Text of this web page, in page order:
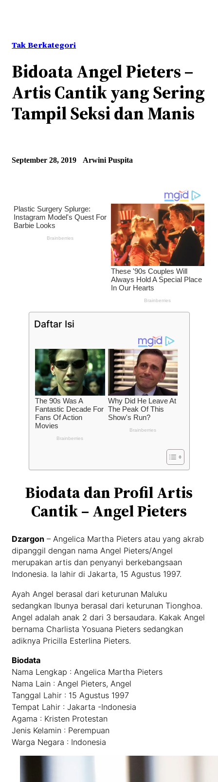
Tak Berkategori
Bidoata Angel Pieters –
Artis Cantik yang Sering
Tampil Seksi dan Manis
September 28, 2019 Arwini Puspita
Daftar Isi
Biodata dan Profil Artis
Cantik – Angel Pieters
Dzargon – Angelica Martha Pieters atau yang akrab
dipanggil dengan nama Angel Pieters/Angel
merupakan artis dan penyanyi berkebangsaan
Indonesia. Ia lahir di Jakarta, 15 Agustus 1997.
Ayah Angel berasal dari keturunan Maluku
sedangkan Ibunya berasal dari keturunan Tionghoa.
Angel adalah anak 2 dari 3 bersaudara. Kakak Angel
bernama Charlista Yosuana Pieters sedangkan
adiknya Pricilla Esterlina Pieters.
Biodata
Nama Lengkap : Angelica Martha Pieters
Nama Lain : Angel Pieters, Angel
Tanggal Lahir : 15 Agustus 1997
Tempat Lahir : Jakarta -Indonesia
Agama : Kristen Protestan
Jenis Kelamin : Perempuan
Warga Negara : Indonesia